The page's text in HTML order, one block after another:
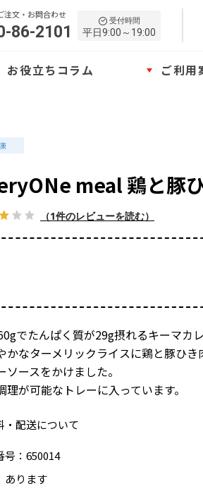
注文・お問合わせ
86-2101
受付時間
平日9:00～19:00
お役立ちコラム ご利用
meal 鶏と豚
（1件のレビューを読む）
でたんぱく質が29g摂れるキーマカレ
かなターメリックライスに鶏と豚ひ
ソースをかけました。
理が可能なトレーに入っています。
・配送について
： 650014
あります